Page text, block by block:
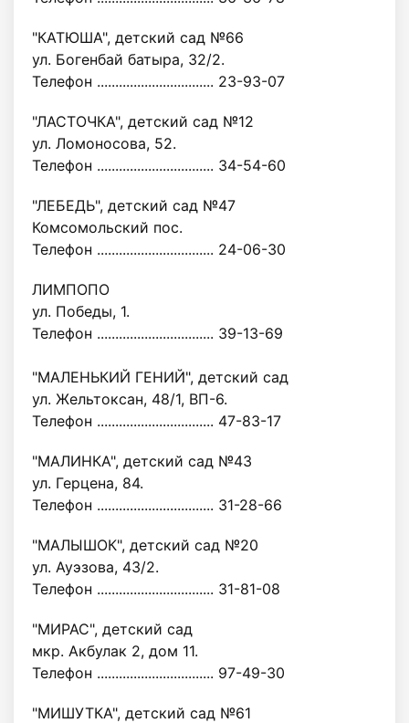
"КАТЮША", детский сад №66
ул. Богенбай батыра, 32/2.
Телефон ................................ 23-93-07
"ЛАСТОЧКА", детский сад №12
ул. Ломоносова, 52.
Телефон ................................ 34-54-60
"ЛЕБЕДЬ", детский сад №47
Комсомольский пос.
Телефон ................................ 24-06-30
ЛИМПОПО
ул. Победы, 1.
Телефон ................................ 39-13-69
"МАЛЕНЬКИЙ ГЕНИЙ", детский сад
ул. Жельтоксан, 48/1, ВП-6.
Телефон ................................ 47-83-17
"МАЛИНКА", детский сад №43
ул. Герцена, 84.
Телефон ................................ 31-28-66
"МАЛЫШОК", детский сад №20
ул. Ауэзова, 43/2.
Телефон ................................ 31-81-08
"МИРАС", детский сад
мкр. Акбулак 2, дом 11.
Телефон ................................ 97-49-30
"МИШУТКА", детский сад №61